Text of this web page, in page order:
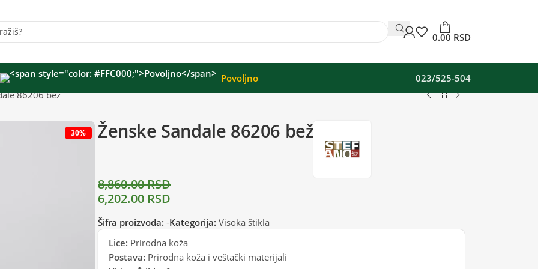
0.00 RSD
Povoljno
023/525-504
86206 bež
30% Ženske Sandale 86206 bež
8,860.00RSD
6,202.00 RSD
Šifra proizvoda: -Kategorija: Visoka štikla
Lice: Prirodna koža
Postava: Prirodna koža i veštački materijali